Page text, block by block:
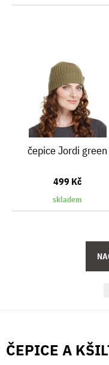
čepice Jordi green
499 Kč
skladem
ČEPICE A